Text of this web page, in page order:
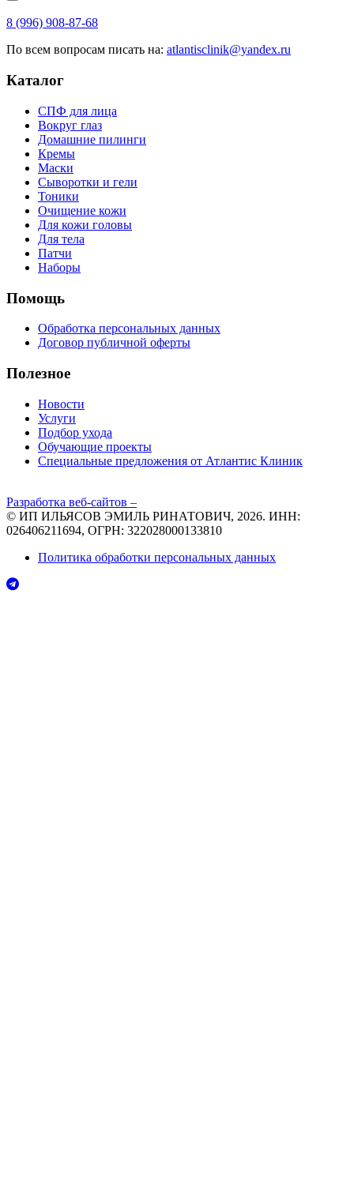
8 (996) 908-87-68
По всем вопросам писать на: atlantisclinik@yandex.ru
Каталог
СПФ для лица
Вокруг глаз
Домашние пилинги
Кремы
Маски
Сыворотки и гели
Тоники
Очищение кожи
Для кожи головы
Для тела
Патчи
Наборы
Помощь
Обработка персональных данных
Договор публичной оферты
Полезное
Новости
Услуги
Подбор ухода
Обучающие проекты
Специальные предложения от Атлантис Клиник
Разработка веб-сайтов –
© ИП ИЛЬЯСОВ ЭМИЛЬ РИНАТОВИЧ, 2026. ИНН:
026406211694, ОГРН: 322028000133810
Политика обработки персональных данных